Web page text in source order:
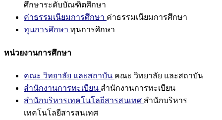
ศึกษาระดับบัณฑิตศึกษา
ค่าธรรมเนียมการศึกษา ค่าธรรมเนียมการศึกษา
ทุนการศึกษา ทุนการศึกษา
หน่วยงานการศึกษา
คณะ วิทยาลัย และสถาบัน คณะ วิทยาลัย และสถาบัน
สำนักงานการทะเบียน สำนักงานการทะเบียน
สำนักบริหารเทคโนโลยีสารสนเทศ สำนักบริหาร
เทคโนโลยีสารสนเทศ